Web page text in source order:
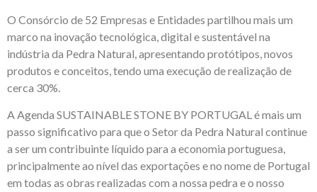
O Consórcio de 52 Empresas e Entidades partilhou mais um
marco na inovação tecnológica, digital e sustentável na
indústria da Pedra Natural, apresentando protótipos, novos
produtos e conceitos, tendo uma execução de realização de
cerca 30%.
A Agenda SUSTAINABLE STONE BY PORTUGAL é mais um
passo significativo para que o Setor da Pedra Natural continue
a ser um contribuinte líquido para a economia portuguesa,
principalmente ao nível das exportações e no nome de Portugal
em todas as obras realizadas com a nossa pedra e o nosso